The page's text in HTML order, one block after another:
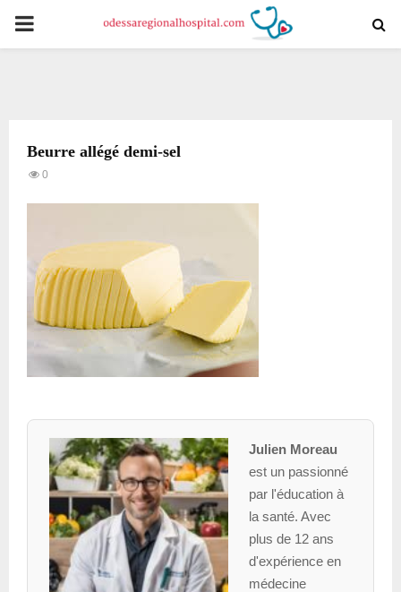
PRIMARY
Beurre allégé demi-sel
0
Julien Moreau
est un passionné
par l'éducation à
la santé. Avec
plus de 12 ans
d'expérience en
médecine